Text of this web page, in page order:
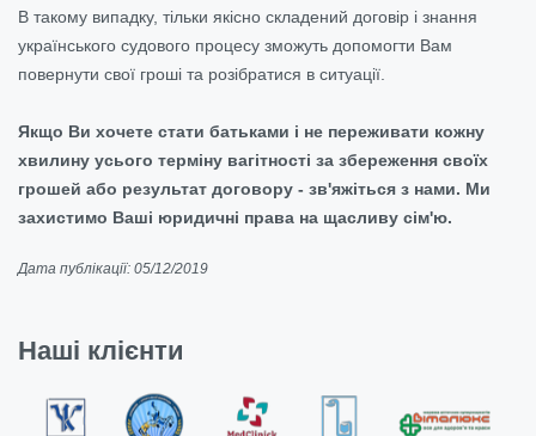
В такому випадку, тільки якісно складений договір і знання
українського судового процесу зможуть допомогти Вам
повернути свої гроші та розібратися в ситуації.
Якщо Ви хочете стати батьками і не переживати кожну
хвилину усього терміну вагітності за збереження своїх
грошей або результат договору - зв'яжіться з нами. Ми
захистимо Ваші юридичні права на щасливу сім'ю.
Дата публікації: 05/12/2019
Наші клієнти